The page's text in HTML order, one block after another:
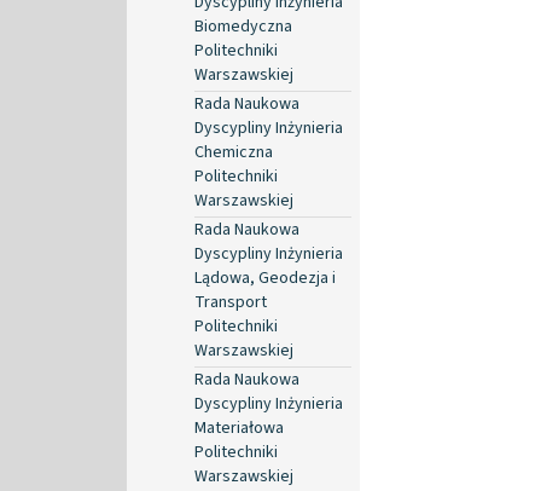
Biomedyczna
Politechniki
Warszawskiej
Rada Naukowa
Dyscypliny Inżynieria
Chemiczna
Politechniki
Warszawskiej
Rada Naukowa
Dyscypliny Inżynieria
Lądowa, Geodezja i
Transport
Politechniki
Warszawskiej
Rada Naukowa
Dyscypliny Inżynieria
Materiałowa
Politechniki
Warszawskiej